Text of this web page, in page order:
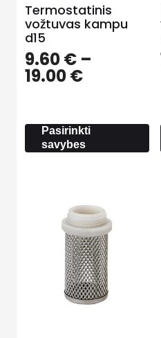
Termostatinis
vožtuvas kampu
d15
9.60€ –
19.00€Price
through
19.00 €
Pasirinkti
savybes